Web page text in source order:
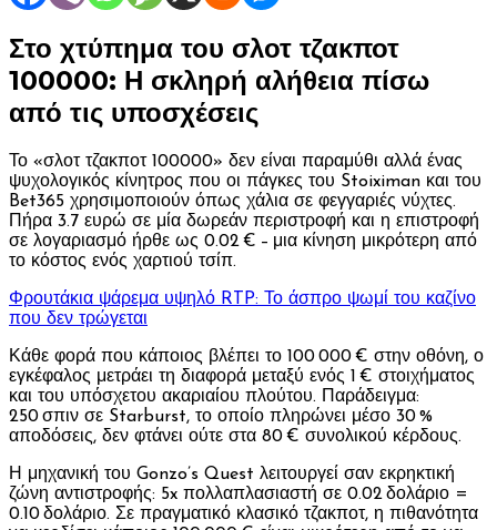
Στο χτύπημα του σλοτ τζακποτ
100000: Η σκληρή αλήθεια πίσω
από τις υποσχέσεις
Το «σλοτ τζακποτ 100000» δεν είναι παραμύθι αλλά ένας
ψυχολογικός κίνητρος που οι πάγκες του Stoiximan και του
Bet365 χρησιμοποιούν όπως χάλια σε φεγγαριές νύχτες.
Πήρα 3.7 ευρώ σε μία δωρεάν περιστροφή και η επιστροφή
σε λογαριασμό ήρθε ως 0.02 € – μια κίνηση μικρότερη από
το κόστος ενός χαρτιού τσίπ.
Φρουτάκια ψάρεμα υψηλό RTP: Το άσπρο ψωμί του καζίνο
που δεν τρώγεται
Κάθε φορά που κάποιος βλέπει το 100 000 € στην οθόνη, ο
εγκέφαλος μετράει τη διαφορά μεταξύ ενός 1 € στοιχήματος
και του υπόσχετου ακαριαίου πλούτου. Παράδειγμα:
250 σπιν σε Starburst, το οποίο πληρώνει μέσο 30 %
αποδόσεις, δεν φτάνει ούτε στα 80 € συνολικού κέρδους.
Η μηχανική του Gonzo’s Quest λειτουργεί σαν εκρηκτική
ζώνη αντιστροφής: 5x πολλαπλασιαστή σε 0.02 δολάριο =
0.10 δολάριο. Σε πραγματικό κλασικό τζακποτ, η πιθανότητα